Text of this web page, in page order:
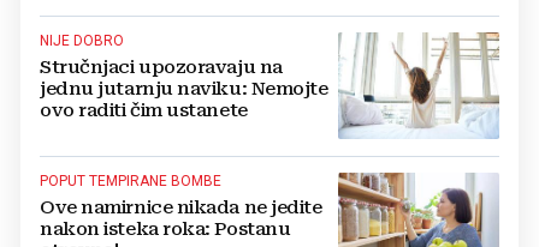
NIJE DOBRO
Stručnjaci upozoravaju na
jednu jutarnju naviku: Nemojte
ovo raditi čim ustanete
POPUT TEMPIRANE BOMBE
Ove namirnice nikada ne jedite
nakon isteka roka: Postanu